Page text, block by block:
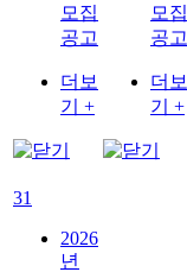
모집
공고
더보
기 +
모집
공고
더보
기 +
31
2026
년